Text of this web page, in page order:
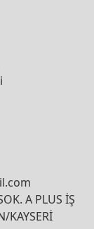
A PLUS İŞ
KAYSERİ